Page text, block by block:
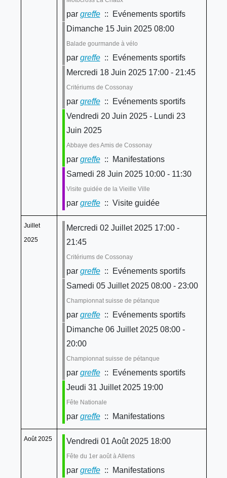
par greffe:: Evénements sportifs
Dimanche 15 Juin 2025 08:00
Balade gourmande à vélo
par greffe:: Evénements sportifs
Mercredi 18 Juin 2025 17:00 - 21:45
Critériums de Cossonay
par greffe:: Evénements sportifs
Vendredi 20 Juin 2025 - Lundi 23
Juin 2025
Abbaye des Amis de Cossonay
par greffe:: Manifestations
Samedi 28 Juin 2025 10:00 - 11:30
Visite guidée de la Vieille Ville
par greffe:: Visite guidée
Juillet
2025
Mercredi 02 Juillet 2025 17:00 -
21:45
Critériums de Cossonay
par greffe:: Evénements sportifs
Samedi 05 Juillet 2025 08:00 - 23:00
Championnat suisse de pétanque
par greffe:: Evénements sportifs
Dimanche 06 Juillet 2025 08:00 -
20:00
Championnat suisse de pétanque
par greffe:: Evénements sportifs
Jeudi 31 Juillet 2025 19:00
Fête Nationale
par greffe:: Manifestations
Août 2025 Vendredi 01 Août 2025 18:00
Fête du 1er août à Allens
par greffe:: Manifestations